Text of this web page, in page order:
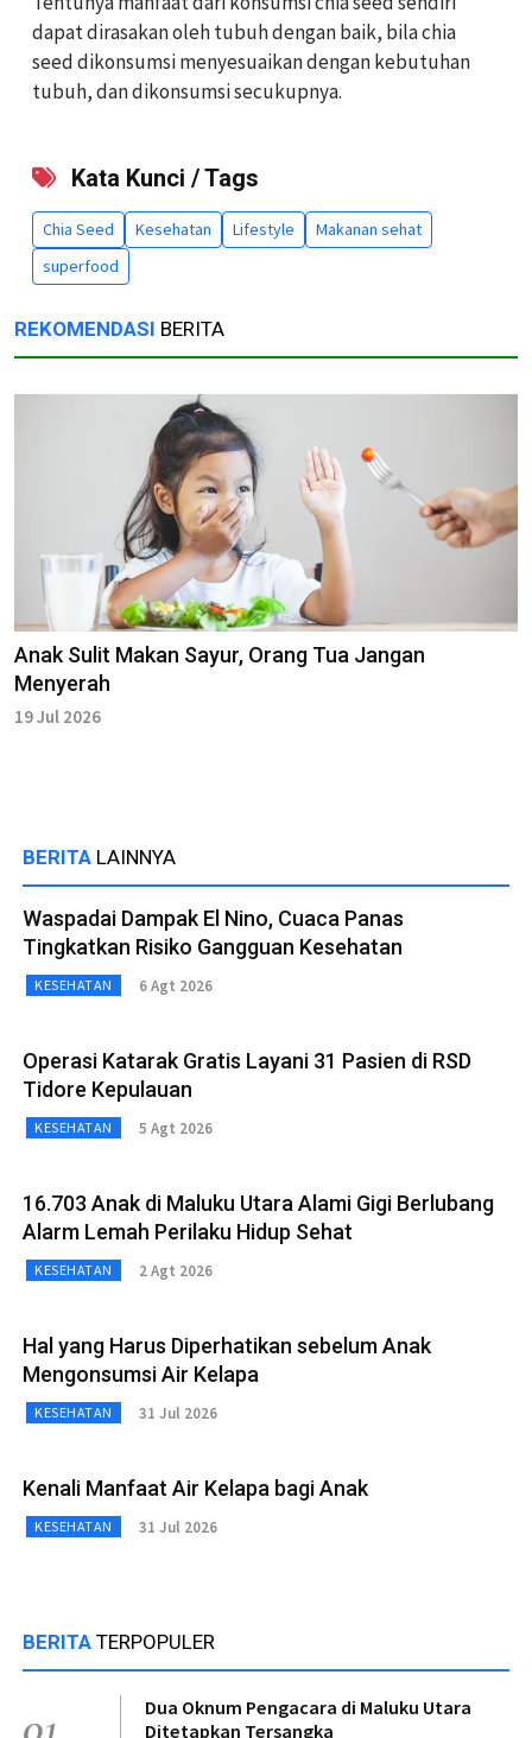
dapat dirasakan oleh tubuh dengan baik, bila chia
seed dikonsumsi menyesuaikan dengan kebutuhan
tubuh, dan dikonsumsi secukupnya.
Kata Kunci / Tags
Chia Seed Kesehatan Lifestyle
Makanan sehat
superfood
REKOMENDASI BERITA
Anak Sulit Makan Sayur, Orang Tua Jangan
Menyerah
19 Jul 2026
BERITA LAINNYA
Waspadai Dampak El Nino, Cuaca Panas
Tingkatkan Risiko Gangguan Kesehatan
KESEHATAN 6 Agt 2026
Operasi Katarak Gratis Layani 31 Pasien di RSD
Tidore Kepulauan
KESEHATAN 5 Agt 2026
16.703 Anak di Maluku Utara Alami Gigi Berlubang
Alarm Lemah Perilaku Hidup Sehat
KESEHATAN 2 Agt 2026
Hal yang Harus Diperhatikan sebelum Anak
Mengonsumsi Air Kelapa
KESEHATAN 31 Jul 2026
Kenali Manfaat Air Kelapa bagi Anak
KESEHATAN 31 Jul 2026
BERITA TERPOPULER
Dua Oknum Pengacara di Maluku Utara
Ditetapkan Tersangka